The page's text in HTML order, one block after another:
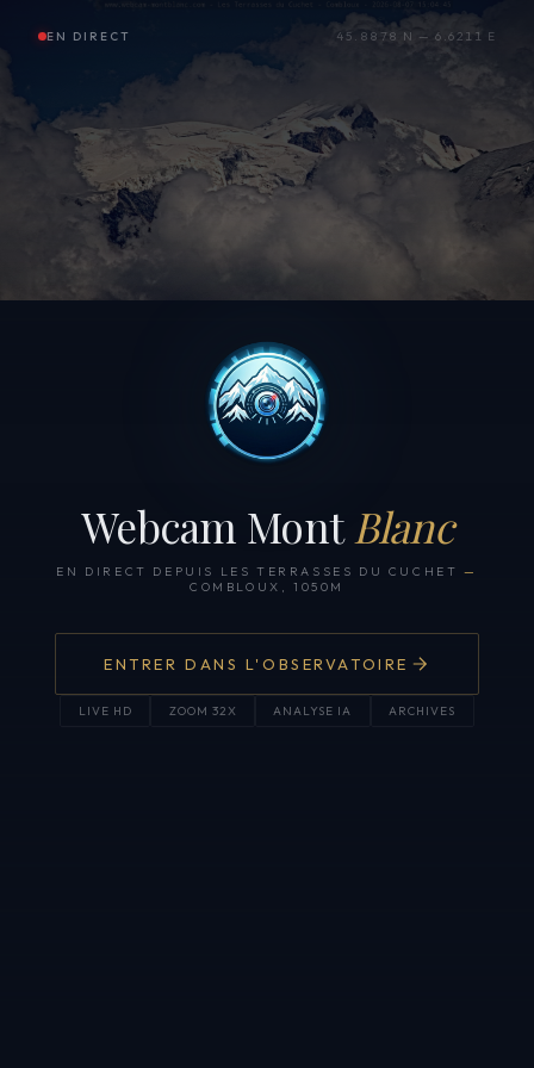
EN DIRECT 45.8878 N — 6.6211 E
Webcam Mont Blanc
EN DIRECT DEPUIS LES TERRASSES DU CUCHET —
COMBLOUX, 1050M
ENTRER DANS L'OBSERVATOIRE
LIVE HD ZOOM 32X ANALYSE IA ARCHIVES